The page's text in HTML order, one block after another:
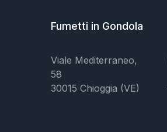
Fumetti in Gondola
Viale Mediterraneo,
58
30015 Chioggia (VE)